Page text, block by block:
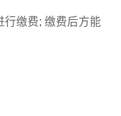
行缴费; 缴费后方能